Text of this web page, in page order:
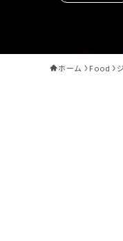
ホーム Food